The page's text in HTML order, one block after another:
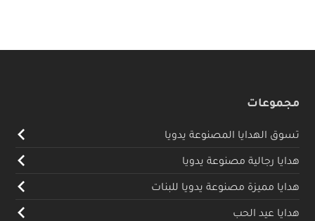
مجموعات
تسوق الهدايا المصنوعة يدويا
هدايا رجالية مصنوعة يدويا
هدايا مميزة مصنوعة يدويا للبنات
هدايا عيد الحب